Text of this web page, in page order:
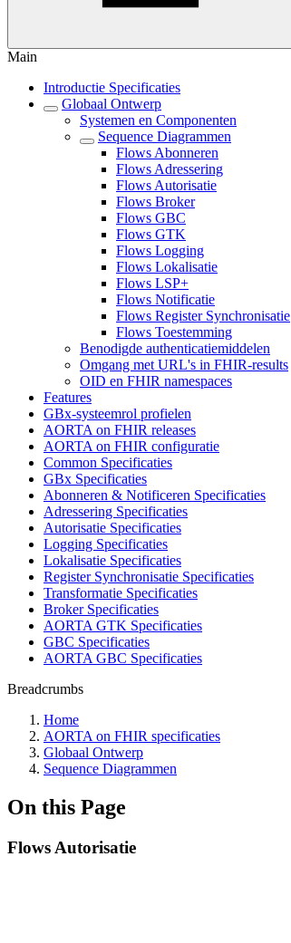
Main
Introductie Specificaties
Globaal Ontwerp
Systemen en Componenten
Sequence Diagrammen
Flows Abonneren
Flows Adressering
Flows Autorisatie
Flows Broker
Flows GBC
Flows GTK
Flows Logging
Flows Lokalisatie
Flows LSP+
Flows Notificatie
Flows Register Synchronisatie
Flows Toestemming
Benodigde authenticatiemiddelen
Omgang met URL's in FHIR-results
OID en FHIR namespaces
Features
GBx-systeemrol profielen
AORTA on FHIR releases
AORTA on FHIR configuratie
Common Specificaties
GBx Specificaties
Abonneren & Notificeren Specificaties
Adressering Specificaties
Autorisatie Specificaties
Logging Specificaties
Lokalisatie Specificaties
Register Synchronisatie Specificaties
Transformatie Specificaties
Broker Specificaties
AORTA GTK Specificaties
GBC Specificaties
AORTA GBC Specificaties
Breadcrumbs
Home
AORTA on FHIR specificaties
Globaal Ontwerp
Sequence Diagrammen
On this Page
Flows Autorisatie